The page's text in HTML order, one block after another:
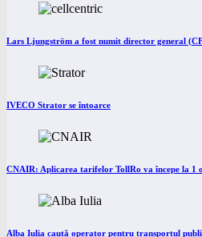
Lars Ljungström a fost numit director general
IVECO Strator se întoarce
CNAIR: Aplicarea tarifelor TollRo va începe la 1
Alba Iulia caută operator pentru transportul